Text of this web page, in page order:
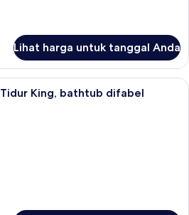
Lihat harga untuk tanggal Anda
Seprai premium, bantalan ekstra
Tidur King, bathtub difabel